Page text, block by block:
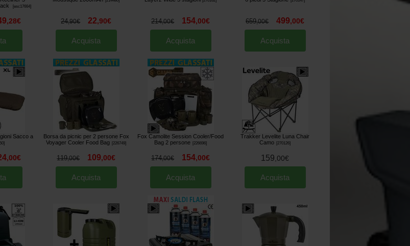
esc17664]
,28€ 24,90€ 22,90€
Acquista
214,00€ 154,00€
Acquista
659,00€ 499,00€
Acquista
Sacco a
]
,00€
Borsa da picnic per 2 persone Fox
Voyager Cooler Food Bag
226749]
119,00€ 109,00€
Acquista
Fox Camolite Session Cooler/Food
Bag 2 persone
226696]
174,00€ 154,00€
Acquista
Trakker Levelite Luna Chair
Camo
270126]
159 00€
Acquista